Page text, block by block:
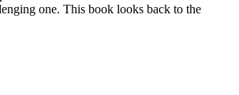
one. This book looks back to the